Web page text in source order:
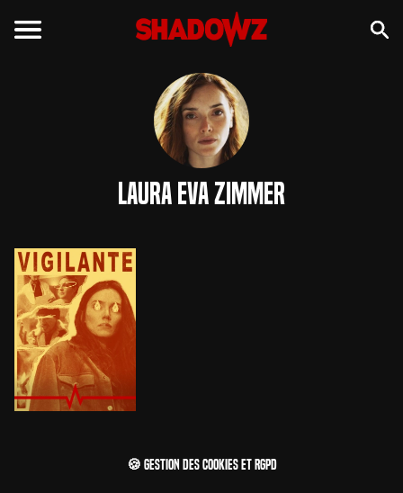
Laura Eva Zimmer
🍪 Gestion des cookies et RGPD